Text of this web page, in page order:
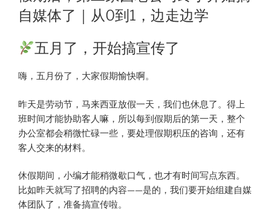
自媒体了｜从0到1，边走边学
五月了，开始搞宣传了
嗨，五月份了，大家假期愉快啊。
昨天是劳动节，马来西亚放假一天，我们也休息了。得上
班时间才能协助客人嘛，所以每到假期后的第一天，整个
办公室都会稍微忙碌一些，要处理假期积压的咨询，还有
客人交来的材料。
休假期间，小编才能稍微歇口气，也才有时间写点东西。
比如昨天就写了招聘的内容——是的，我们要开始组建自媒
体团队了，准备搞宣传啦。